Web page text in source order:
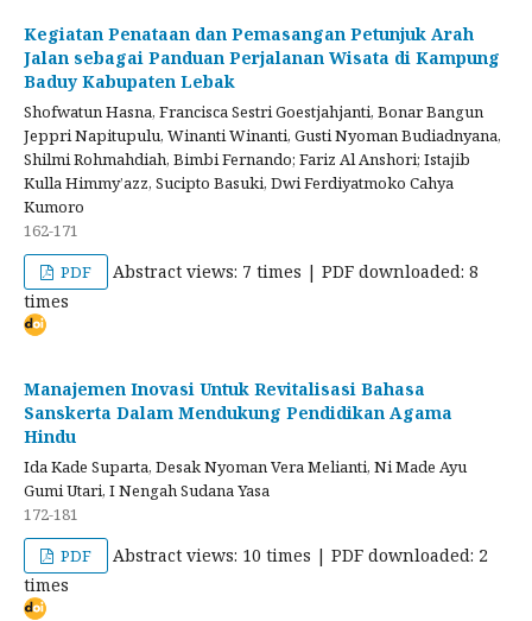
Kegiatan Penataan dan Pemasangan Petunjuk Arah
Jalan sebagai Panduan Perjalanan Wisata di Kampung
Baduy Kabupaten Lebak
Shofwatun Hasna, Francisca Sestri Goestjahjanti, Bonar Bangun
Jeppri Napitupulu, Winanti Winanti, Gusti Nyoman Budiadnyana,
Shilmi Rohmahdiah, Bimbi Fernando; Fariz Al Anshori; Istajib
Kulla Himmy’azz, Sucipto Basuki, Dwi Ferdiyatmoko Cahya
Kumoro
162-171
PDF
Abstract views: 7 times | PDF downloaded: 8
times
Manajemen Inovasi Untuk Revitalisasi Bahasa
Sanskerta Dalam Mendukung Pendidikan Agama
Hindu
Ida Kade Suparta, Desak Nyoman Vera Melianti, Ni Made Ayu
Gumi Utari, I Nengah Sudana Yasa
172-181
PDF
Abstract views: 10 times | PDF downloaded: 2
times